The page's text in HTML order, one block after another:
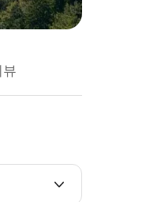
뷰